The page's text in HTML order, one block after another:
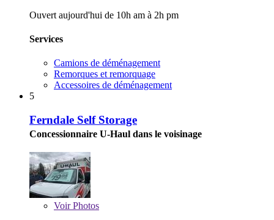
Ouvert aujourd'hui de 10h am à 2h pm
Services
Camions de déménagement
Remorques et remorquage
Accessoires de déménagement
5
Ferndale Self Storage
Concessionnaire U-Haul dans le voisinage
VoirPhotos